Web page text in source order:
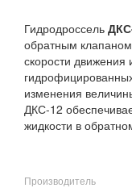
Гидродроссель
обратным
скорости движения
изменения
ДКС-12
жидкости в
Производитель